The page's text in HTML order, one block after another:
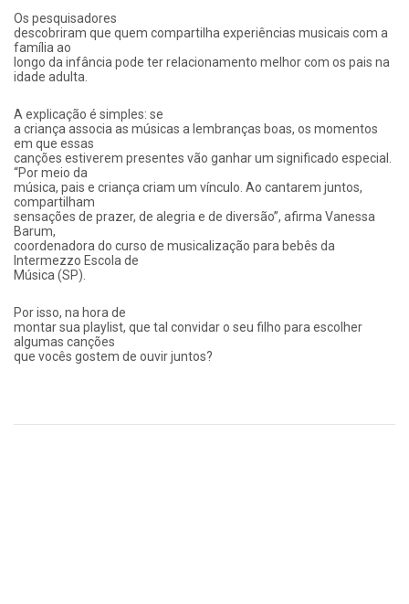
Os pesquisadores
descobriram que quem compartilha experiências musicais com a
família ao
longo da infância pode ter relacionamento melhor com os pais na
idade adulta.
A explicação é simples: se
a criança associa as músicas a lembranças boas, os momentos
em que essas
canções estiverem presentes vão ganhar um significado especial.
“Por meio da
música, pais e criança criam um vínculo. Ao cantarem juntos,
compartilham
sensações de prazer, de alegria e de diversão”, afirma Vanessa
Barum,
coordenadora do curso de musicalização para bebês da
Intermezzo Escola de
Música (SP).
Por isso, na hora de
montar sua playlist, que tal convidar o seu filho para escolher
algumas canções
que vocês gostem de ouvir juntos?